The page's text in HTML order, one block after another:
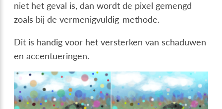
niet het geval is, dan wordt de pixel gemengd
zoals bij de vermenigvuldig-methode.
Dit is handig voor het versterken van schaduwen
en accentueringen.